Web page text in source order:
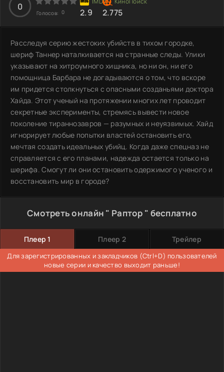
0
Голосов: 0 2.9 2.775
Расследуя серию жестоких убийств в тихом городке,
шериф Таннер наталкивается на странные следы. Улики
указывают на хитроумного хищника, но ни он, ни его
помощница Барбара не догадываются о том, что вскоре
им придется столкнуться с опасными созданьями доктора
Хайда. Этот ученый на протяжении многих лет проводит
секретные эксперименты, стремясь вывести новое
поколение тираннозавров — разумных и неуязвимых. Хайд
игнорирует любые попытки властей остановить его,
мечтая создать идеальных убийц. Когда даже спецназ не
справляется с его планами, надежда остается только на
шерифа. Смогут ли они остановить одержимого ученого и
восстановить мир в городе?
Смотреть онлайн " Раптор " бесплатно
Плеер 1 Плеер 2 Трейлер
Для зарегистрированных и закладчиков (Ctrl+D) пользователей
новые серии и качество выходит раньше!